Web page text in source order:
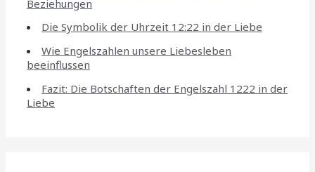
Beziehungen
Die Symbolik der Uhrzeit 12:22 in der Liebe
Wie Engelszahlen unsere Liebesleben
beeinflussen
Fazit: Die Botschaften der Engelszahl 1222 in der
Liebe